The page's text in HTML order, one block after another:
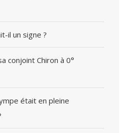
il un signe ?
conjoint Chiron à 0°
était en pleine